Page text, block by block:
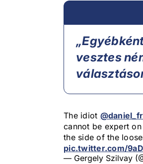
vesztes
The idiot
cannot be expert
the side of the
pic.twitter.com/
— Gergely Szilvay